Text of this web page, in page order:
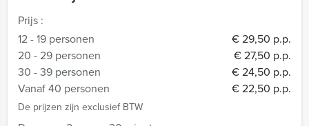
Prijs :
12 - 19 personen
€ 29,50 p.p.
20 - 29 personen
€ 27,50 p.p.
30 - 39 personen
€ 24,50 p.p.
Vanaf 40 personen
€ 22,50 p.p.
De prijzen zijn exclusief BTW